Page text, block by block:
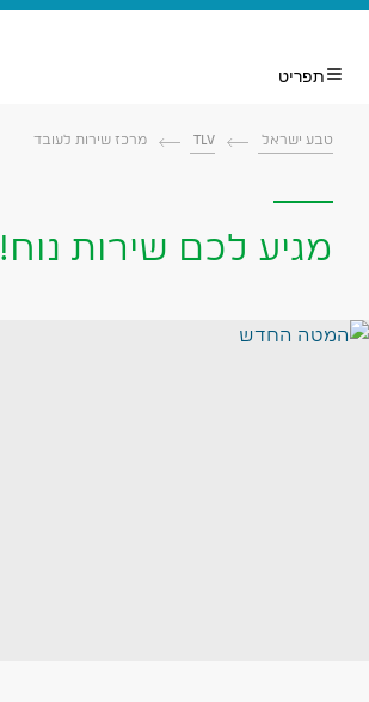
טבע ישראל TLV מרכז שירות לעובד
מגיע לכם שירות נוח!